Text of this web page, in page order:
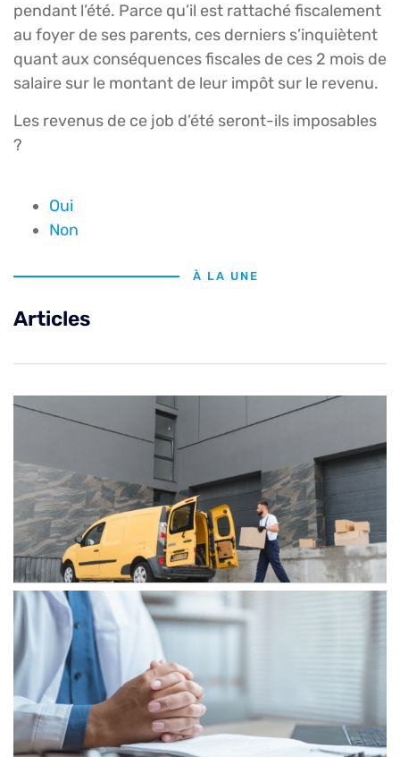
pendant l’été. Parce qu’il est rattaché fiscalement
au foyer de ses parents, ces derniers s’inquiètent
quant aux conséquences fiscales de ces 2 mois de
salaire sur le montant de leur impôt sur le revenu.
Les revenus de ce job d’été seront-ils imposables
?
Oui
Non
À LA UNE
Articles